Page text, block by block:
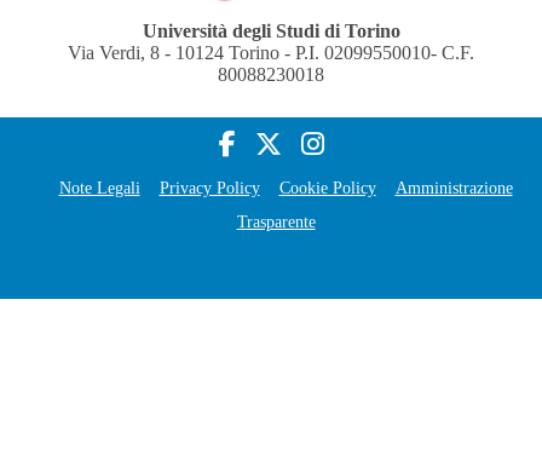
Università degli Studi di Torino
Via Verdi, 8 - 10124 Torino - P.I. 02099550010- C.F.
80088230018
Note Legali Privacy Policy Cookie Policy
Amministrazione
Trasparente